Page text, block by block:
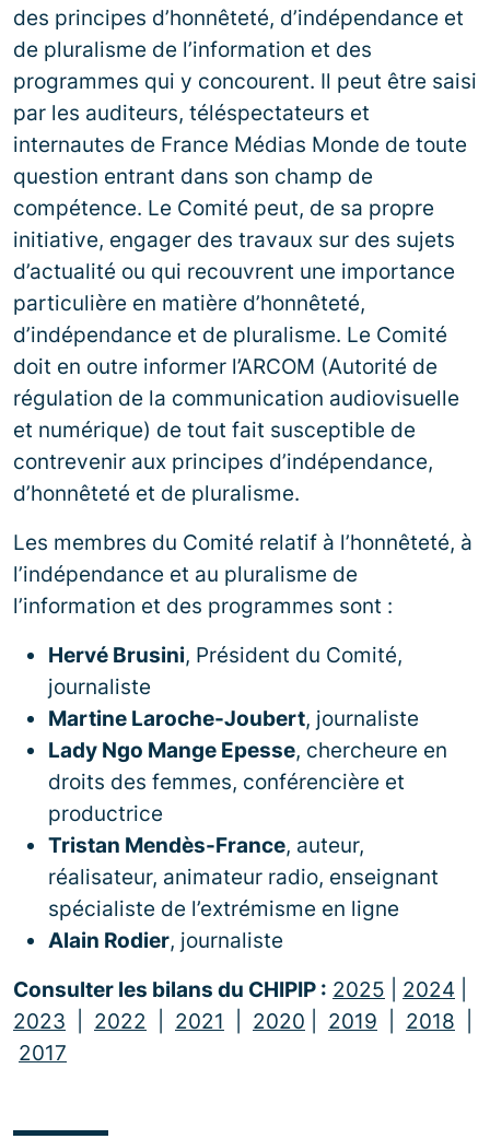
des principes d’honnêteté, d’indépendance et
de pluralisme de l’information et des
programmes qui y concourent. Il peut être saisi
par les auditeurs, téléspectateurs et
internautes de France Médias Monde de toute
question entrant dans son champ de
compétence. Le Comité peut, de sa propre
initiative, engager des travaux sur des sujets
d’actualité ou qui recouvrent une importance
particulière en matière d’honnêteté,
d’indépendance et de pluralisme. Le Comité
doit en outre informer l’ARCOM (Autorité de
régulation de la communication audiovisuelle
et numérique) de tout fait susceptible de
contrevenir aux principes d’indépendance,
d’honnêteté et de pluralisme.
Les membres du Comité relatif à l’honnêteté, à
l’indépendance et au pluralisme de
l’information et des programmes sont :
Hervé Brusini, Président du Comité,
journaliste
Martine Laroche-Joubert, journaliste
Lady Ngo Mange Epesse, chercheure en
droits des femmes, conférencière et
productrice
Tristan Mendès-France, auteur,
réalisateur, animateur radio, enseignant
spécialiste de l’extrémisme en ligne
Alain Rodier, journaliste
Consulter les bilans du CHIPIP : 2025 2024
2023
2022 2021 2020 2019 2018
2017